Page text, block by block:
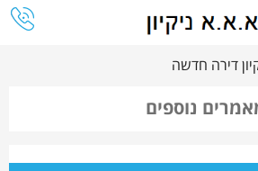
דירה חדשה
נוספים